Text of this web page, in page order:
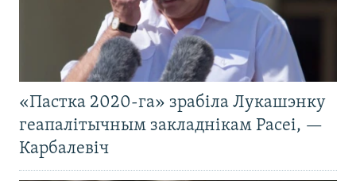
«Пастка 2020-га» зрабіла Лукашэнку
геапалітычным закладнікам Расеі, —
Карбалевіч